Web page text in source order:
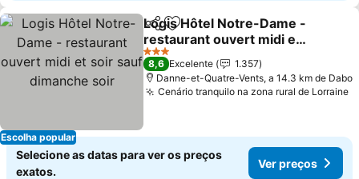
Escolha popular
PartilharAdicionar aos favoritos
Logis Hôtel Notre-Dame -
restaurant ouvert midi et
soir sauf dimanche soir
3 Estrelas
8,6 Excelente
1.357
Danne-et-Quatre-Vents, a 14.3 km de Dabo
Cenário tranquilo na zona rural de Lorraine
Selecione as datas para ver os preços
exatos.
Ver preços